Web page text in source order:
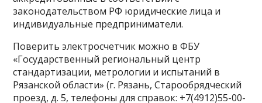
законодательством РФ юридические лица и
индивидуальные предприниматели.
Поверить электросчетчик можно в ФБУ
«Государственный региональный центр
стандартизации, метрологии и испытаний в
Рязанской области» (г. Рязань, Старообрядческий
проезд, д. 5, телефоны для справок: +7(4912)55-00-